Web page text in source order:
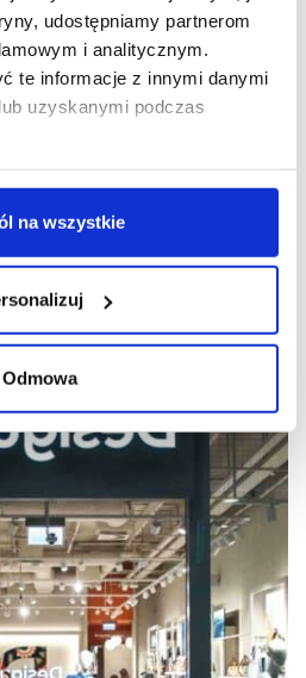
udostępniamy partnerom
i analitycznym.
te informacje z innymi danymi
uzyskanymi podczas
na wszystkie
Odmowa
Outlet Park Szczecin
portfolio Outlet
Park Szczecin
dla fanów
klienci znajdą szeroki